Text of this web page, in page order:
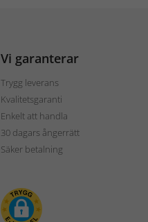
Vi garanterar
Trygg leverans
Kvalitetsgaranti
Enkelt att handla
30 dagars ångerrätt
Säker betalning